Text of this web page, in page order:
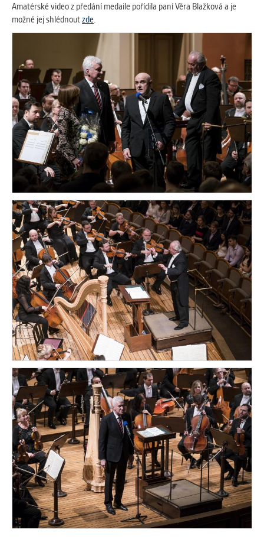
OSTATNÍ
Cookies, které aplikace nedokáže zařadit.
Naším cílem je, aby tato kategorie
zůstala prázdná a všechny cookies byly
přiřazeny do některé z kategorií
uvedených výše.
Amatérské video z předání medaile pořídila paní Věra Blažková a je
možné jej shlédnoutzde.